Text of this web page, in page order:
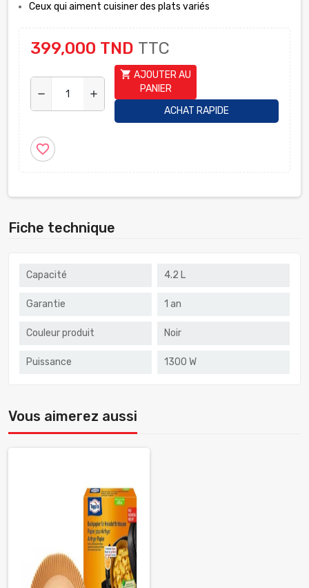
Ceux qui aiment cuisiner des plats variés
399,000 TND TTC
remove add
shopping_cart AJOUTER AU
PANIER
ACHAT RAPIDE
favorite_border
Fiche technique
Capacité 4.2 L
Garantie 1 an
Couleur produit Noir
Puissance 1300 W
Vous aimerez aussi